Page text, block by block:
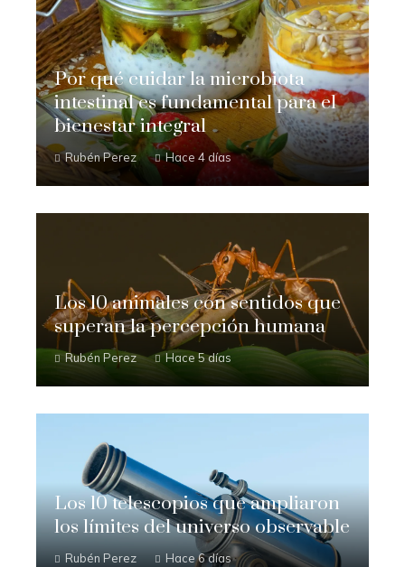
Por qué cuidar la microbiota
intestinal es fundamental para el
bienestar integral
Rubén Perez Hace 4 días
Los 10 animales con sentidos que
superan la percepción humana
Rubén Perez Hace 5 días
Los 10 telescopios que ampliaron
los límites del universo observable
Rubén Perez Hace 6 días